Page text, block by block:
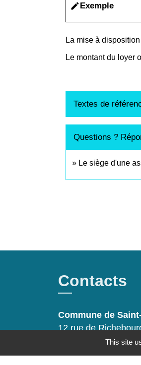
editExemple
La mise à
Le montant du loyer
Textes de
Questions ?
Le siège d'une
Contacts
Commune de
12 rue de
77410 Saint-
+33 1 60 26 24 20
This site